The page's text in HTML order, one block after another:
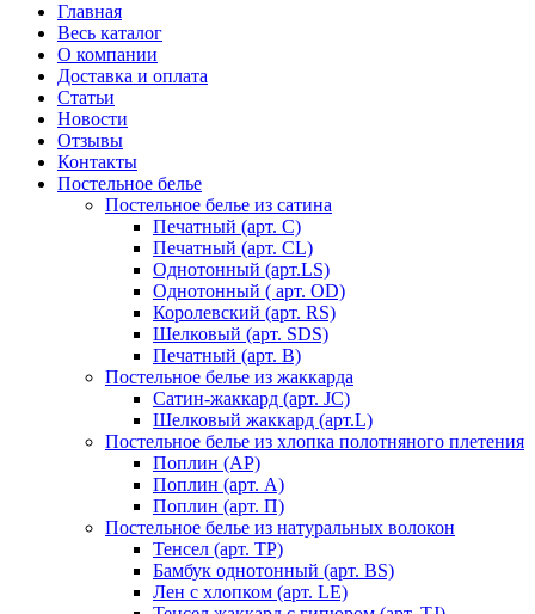
Главная
Весь каталог
О компании
Доставка и оплата
Статьи
Новости
Отзывы
Контакты
Постельное белье
Постельное белье из сатина
Печатный (арт. С)
Печатный (арт. СL)
Однотонный (арт.LS)
Однотонный ( арт. OD)
Королевский (арт. RS)
Шелковый (арт. SDS)
Печатный (арт. В)
Постельное белье из жаккарда
Сатин-жаккард (арт. JC)
Шелковый жаккард (арт.L)
Постельное белье из хлопка полотняного плетения
Поплин (AP)
Поплин (арт. А)
Поплин (арт. П)
Постельное белье из натуральных волокон
Тенсел (арт. ТР)
Бамбук однотонный (арт. BS)
Лен с хлопком (арт. LE)